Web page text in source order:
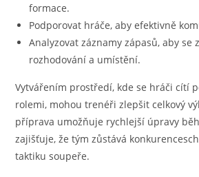
formace.
Podporovat hráče, aby efektivně
Analyzovat záznamy zápasů, aby se
rozhodování a umístění.
Vytvářením prostředí, kde se hráči cítí
rolemi, mohou trenéři zlepšit celkový
příprava umožňuje rychlejší úpravy
zajišťuje, že tým zůstává
taktiku soupeře.